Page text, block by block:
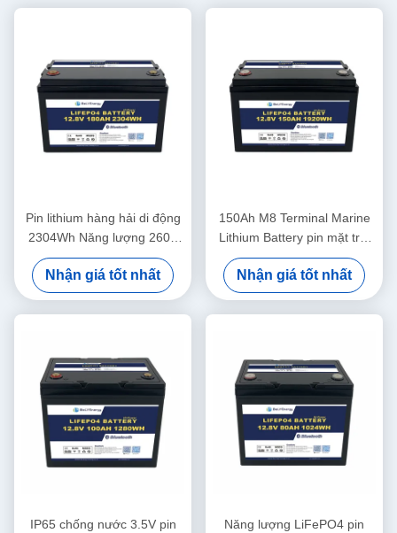
Pin lithium hàng hải di động
2304Wh Năng lượng 260A
Điện tích cao nhất
12,8V180Ah
Nhận giá tốt nhất
150Ah M8 Terminal Marine
Lithium Battery pin mặt trời
12,8V ABS Case
Nhận giá tốt nhất
IP65 chống nước 3.5V pin
Năng lượng LiFePO4 pin